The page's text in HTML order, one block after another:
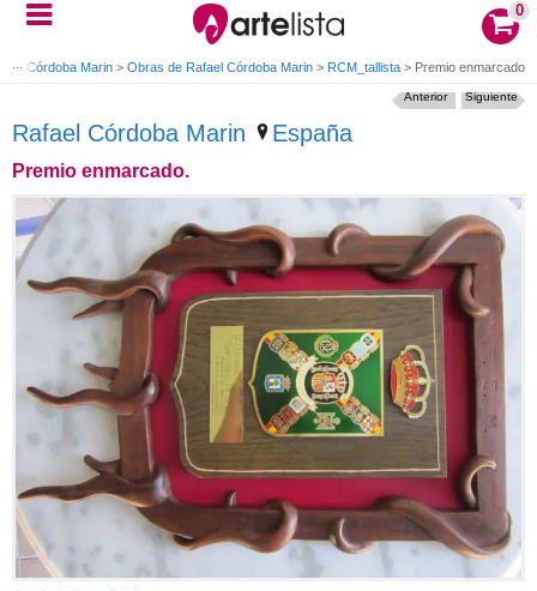
0
Córdoba Marin > Obras de Rafael Córdoba Marin > RCM_tallista > Premio enmarcado.
Rafael Córdoba Marin España
Premio enmarcado.
Siguiente
Anterior